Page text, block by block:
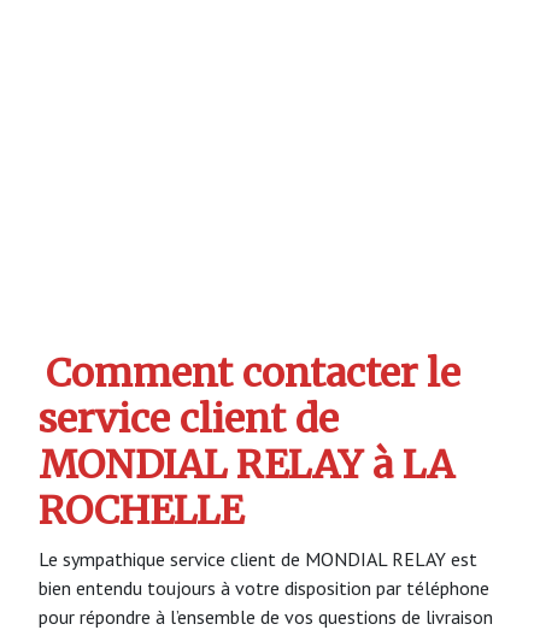
Comment contacter le
service client de
MONDIAL RELAY à LA
ROCHELLE
Le sympathique service client de MONDIAL RELAY est
bien entendu toujours à votre disposition par téléphone
pour répondre à l’ensemble de vos questions de livraison